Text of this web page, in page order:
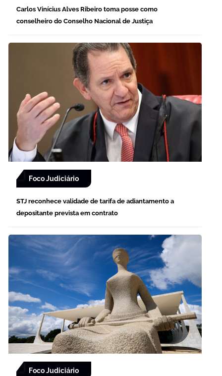
Carlos Vinícius Alves Ribeiro toma posse como
conselheiro do Conselho Nacional de Justiça
Foco Judiciário
STJ reconhece validade de tarifa de adiantamento a
depositante prevista em contrato
Foco Judiciário